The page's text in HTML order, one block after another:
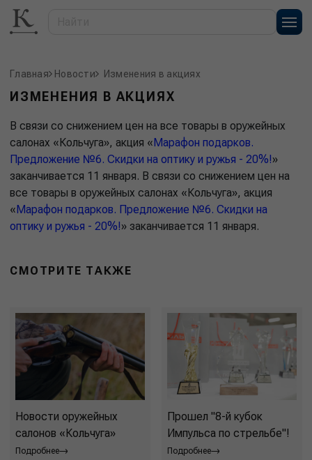
Главная Новости Изменения в акциях
ИЗМЕНЕНИЯ В АКЦИЯХ
В связи со снижением цен на все товары в оружейных
салонах «Кольчуга», акция «Марафон подарков.
Предложение №6. Скидки на оптику и ружья - 20%!»
заканчивается 11 января. В связи со снижением цен на
все товары в оружейных салонах «Кольчуга», акция
«Марафон подарков. Предложение №6. Скидки на
оптику и ружья - 20%!» заканчивается 11 января.
СМОТРИТЕ ТАКЖЕ
Новости оружейных
салонов «Кольчуга»
Подробнее
Прошел "8-й кубок
Импульса по стрельбе"!
Подробнее